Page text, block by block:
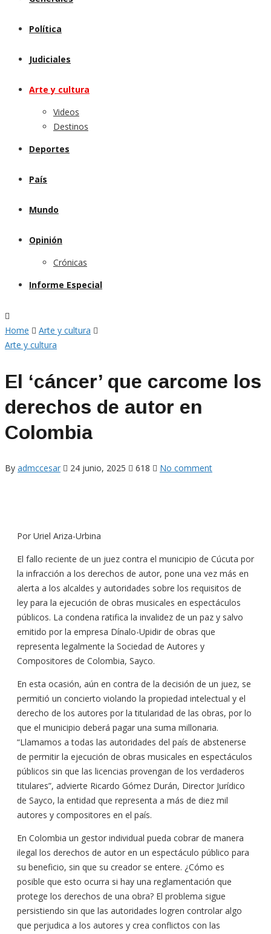
Política
Judiciales
Arte y cultura
Videos
Destinos
Deportes
País
Mundo
Opinión
Crónicas
Informe Especial
Home
Arte y cultura
Arte y cultura
El ‘cáncer’ que carcome los
derechos de autor en
Colombia
By admccesar 24 junio, 2025 618 No comment
Por Uriel Ariza-Urbina
El fallo reciente de un juez contra el municipio de Cúcuta por
la infracción a los derechos de autor, pone una vez más en
alerta a los alcaldes y autoridades sobre los requisitos de
ley para la ejecución de obras musicales en espectáculos
públicos. La condena ratifica la invalidez de un paz y salvo
emitido por la empresa Dínalo-Upidir de obras que
representa legalmente la Sociedad de Autores y
Compositores de Colombia, Sayco.
En esta ocasión, aún en contra de la decisión de un juez, se
permitió un concierto violando la propiedad intelectual y el
derecho de los autores por la titularidad de las obras, por lo
que el municipio deberá pagar una suma millonaria.
“Llamamos a todas las autoridades del país de abstenerse
de permitir la ejecución de obras musicales en espectáculos
públicos sin que las licencias provengan de los verdaderos
titulares”, advierte Ricardo Gómez Durán, Director Jurídico
de Sayco, la entidad que representa a más de diez mil
autores y compositores en el país.
En Colombia un gestor individual pueda cobrar de manera
ilegal los derechos de autor en un espectáculo público para
su beneficio, sin que su creador se entere. ¿Cómo es
posible que esto ocurra si hay una reglamentación que
protege los derechos de una obra? El problema sigue
persistiendo sin que las autoridades logren controlar algo
que perjudica a los autores y crea conflictos con las